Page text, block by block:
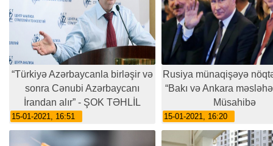
“Türkiyə Azərbaycanla birləşir və
sonra Cənubi Azərbaycanı
İrandan alır” - ŞOK TƏHLİL
15-01-2021, 16:51
Rusiya münaqişəyə
“Bakı və Ankara
Müsahibə
15-01-2021, 16:20